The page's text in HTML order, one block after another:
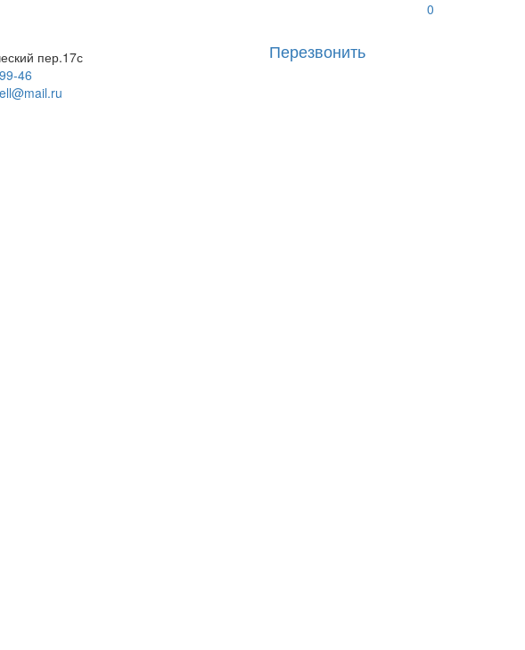
0
пер.17с
46
Перезвонить